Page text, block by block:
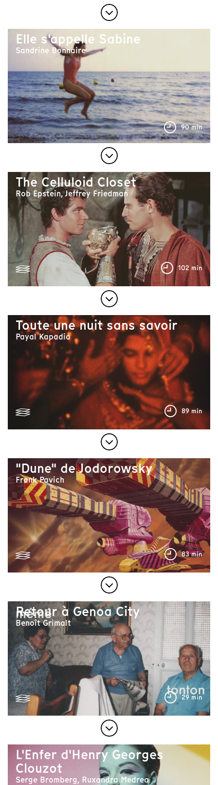
Elle s'appelle Sabine
Sandrine Bonnaire
90 min
The Celluloid Closet
Rob Epstein, Jeffrey Friedman
102 min
Toute une nuit sans savoir
Payal Kapadia
89 min
"Dune" de Jodorowsky
Frank Pavich
83 min
Retour à Genoa City
Benoît Grimalt
29 min
L'Enfer d'Henry Georges
Clouzot
Serge Bromberg, Ruxandra Medrea